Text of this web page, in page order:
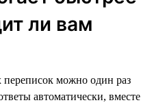
ли вам
можно один раз
автоматически, вместе